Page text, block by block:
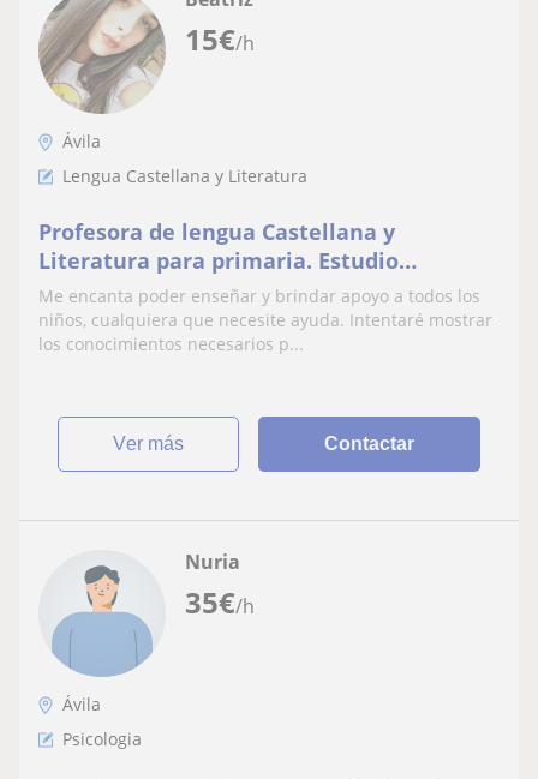
15€/h
Ávila
Lengua Castellana y Literatura
Profesora de lengua Castellana y
Literatura para primaria. Estudio
Educación Primaria y mi vocación es
poder mostrar mis conocimientos y
apoyos a los niños.
Me encanta poder enseñar y brindar apoyo a todos los
niños, cualquiera que necesite ayuda. Intentaré mostrar
los conocimientos necesarios p...
ver más Contactar
35€/h
Nuria
Ávila
Psicologia